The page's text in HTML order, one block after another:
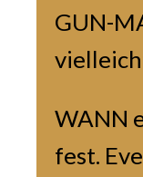
GUN-
WANN
fest.